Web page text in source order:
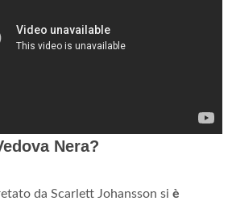
Nera?
da Scarlett Johansson si è